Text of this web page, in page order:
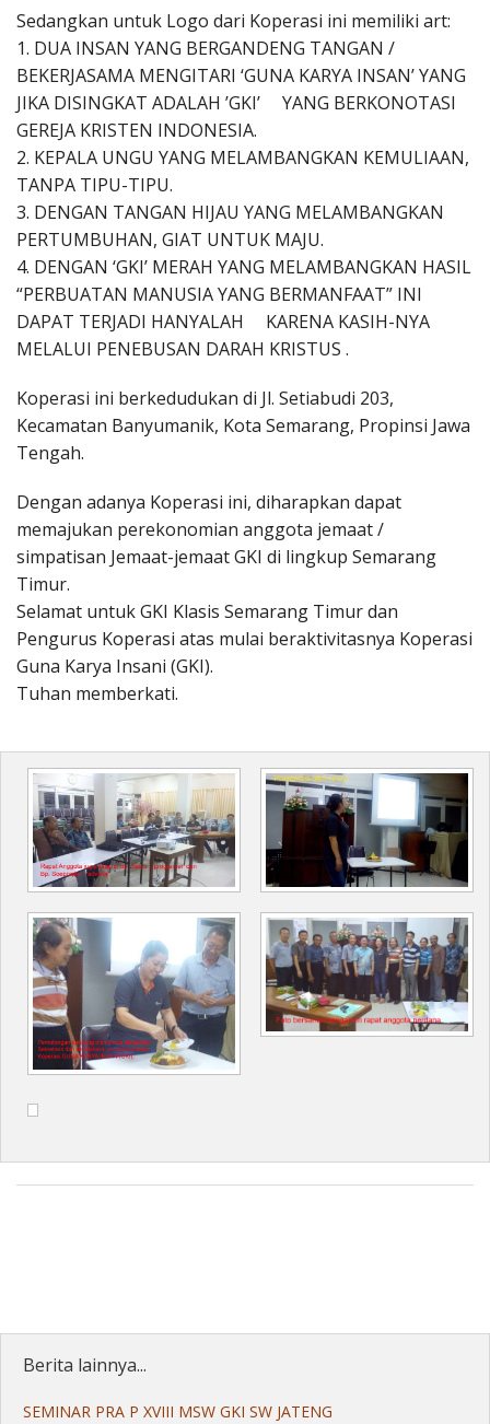
Sedangkan untuk Logo dari Koperasi ini memiliki art:
1. DUA INSAN YANG BERGANDENG TANGAN /
BEKERJASAMA MENGITARI ‘GUNA KARYA INSAN’ YANG
JIKA DISINGKAT ADALAH ’GKI’ YANG BERKONOTASI
GEREJA KRISTEN INDONESIA.
2. KEPALA UNGU YANG MELAMBANGKAN KEMULIAAN,
TANPA TIPU-TIPU.
3. DENGAN TANGAN HIJAU YANG MELAMBANGKAN
PERTUMBUHAN, GIAT UNTUK MAJU.
4. DENGAN ‘GKI’ MERAH YANG MELAMBANGKAN HASIL
“PERBUATAN MANUSIA YANG BERMANFAAT” INI
DAPAT TERJADI HANYALAH KARENA KASIH-NYA
MELALUI PENEBUSAN DARAH KRISTUS .
Koperasi ini berkedudukan di Jl. Setiabudi 203,
Kecamatan Banyumanik, Kota Semarang, Propinsi Jawa
Tengah.
Dengan adanya Koperasi ini, diharapkan dapat
memajukan perekonomian anggota jemaat /
simpatisan Jemaat-jemaat GKI di lingkup Semarang
Timur.
Selamat untuk GKI Klasis Semarang Timur dan
Pengurus Koperasi atas mulai beraktivitasnya Koperasi
Guna Karya Insani (GKI).
Tuhan memberkati.
Berita lainnya...
SEMINAR PRA P XVIII MSW GKI SW JATENG